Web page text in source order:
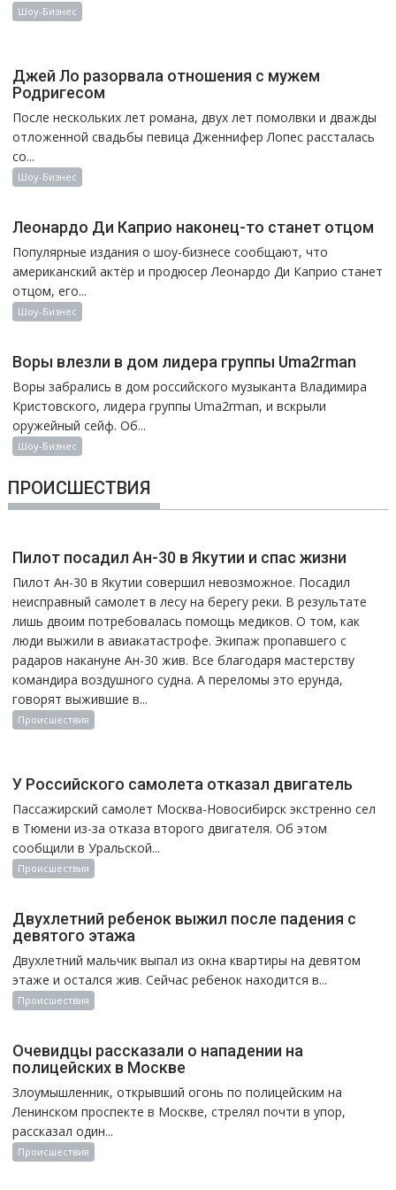
Шоу-Бизнес
Джей Ло разорвала отношения с мужем
Родригесом
После нескольких лет романа, двух лет помолвки и дважды
отложенной свадьбы певица Дженнифер Лопес рассталась
со...
Шоу-Бизнес
Леонардо Ди Каприо наконец-то станет отцом
Популярные издания о шоу-бизнесе сообщают, что
американский актёр и продюсер Леонардо Ди Каприо станет
отцом, его...
Шоу-Бизнес
Воры влезли в дом лидера группы Uma2rman
Воры забрались в дом российского музыканта Владимира
Кристовского, лидера группы Uma2rman, и вскрыли
оружейный сейф. Об...
Шоу-Бизнес
ПРОИСШЕСТВИЯ
Пилот посадил Ан-30 в Якутии и спас жизни
Пилот Ан-30 в Якутии совершил невозможное. Посадил
неисправный самолет в лесу на берегу реки. В результате
лишь двоим потребовалась помощь медиков. О том, как
люди выжили в авиакатастрофе. Экипаж пропавшего с
радаров накануне Ан-30 жив. Все благодаря мастерству
командира воздушного судна. А переломы это ерунда,
говорят выжившие в...
Происшествия
У Российского самолета отказал двигатель
Пассажирский самолет Москва-Новосибирск экстренно сел
в Тюмени из-за отказа второго двигателя. Об этом
сообщили в Уральской...
Происшествия
Двухлетний ребенок выжил после падения с
девятого этажа
Двухлетний мальчик выпал из окна квартиры на девятом
этаже и остался жив. Сейчас ребенок находится в...
Происшествия
Очевидцы рассказали о нападении на
полицейских в Москве
Злоумышленник, открывший огонь по полицейским на
Ленинском проспекте в Москве, стрелял почти в упор,
рассказал один...
Происшествия